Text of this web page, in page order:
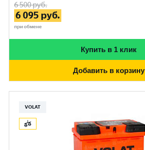
6 500руб.
6 095 руб.
при обмене
Купить в 1 клик
Добавить в корзину
VOLAT